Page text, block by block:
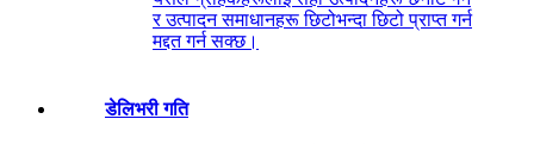
र उत्पादन समाधानहरू छिटोभन्दा छिटो प्राप्त गर्न
मद्दत गर्न सक्छ।
डेलिभरी गति